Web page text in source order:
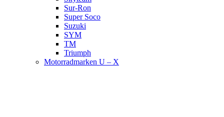
Sur-Ron
Super Soco
Suzuki
SYM
TM
Triumph
Motorradmarken U – X